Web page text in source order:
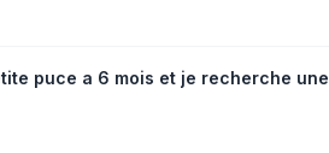
puce a 6 mois et je recherche une